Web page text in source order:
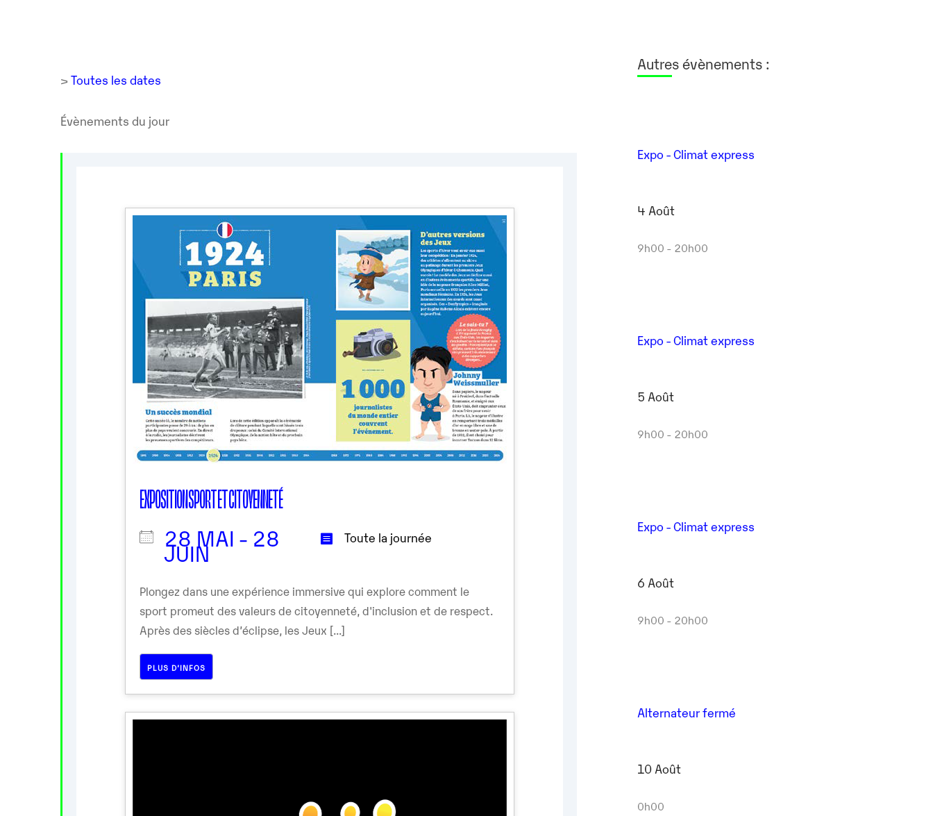
> Toutes les dates
Évènements du jour
EXPOSITION SPORT ET CITOYENNETÉ
28 MAI - 28
JUIN
Toute la journée
Plongez dans une expérience immersive qui explore comment le
sport promeut des valeurs de citoyenneté, d'inclusion et de respect.
Après des siècles d’éclipse, les Jeux [...]
PLUS D’INFOS
Autres évènements :
Expo - Climat express
4 Août
9h00 - 20h00
Expo - Climat express
5 Août
9h00 - 20h00
Expo - Climat express
6 Août
9h00 - 20h00
Alternateur fermé
10 Août
0h00